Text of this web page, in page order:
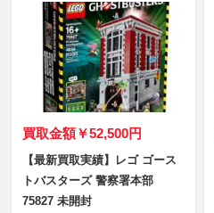
買取金額￥52,500円
【最新買取実績】レゴ ゴース
トバスターズ 警察署本部
75827 未開封